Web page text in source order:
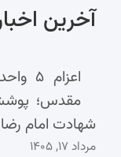
آخرین
مقدس؛ پوشش
شهادت امام
مرداد ۱۷, ۱۴۰۵